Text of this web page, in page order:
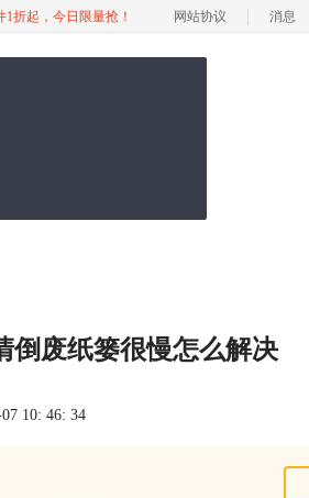
折起，今日限量抢！ 网站协议 消息
倒废纸篓很慢怎么解决
10: 46: 34